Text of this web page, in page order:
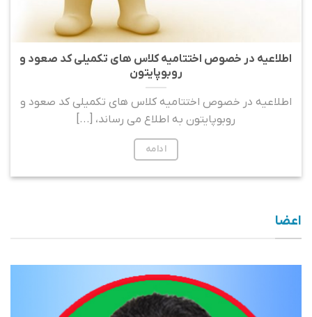
اطلاعیه در خصوص اختتامیه کلاس های تکمیلی کد صعود و
روبوپایتون
اطلاعیه در خصوص اختتامیه کلاس های تکمیلی کد صعود و
روبوپایتون به اطلاع می رساند، [...]
ادامه
اعضا